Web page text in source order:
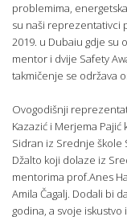
problemima,
su naši reprezentativci
2019. u Dubaiu gdje su
mentor i dvije Safety
takmičenje se održava
Ovogodišnji
Kazazić i Merjema
Sidran iz Srednje škole
Džalto koji dolaze iz
mentorima prof.Anes
Amila Čagalj. Dodali bi
godina, a svoje